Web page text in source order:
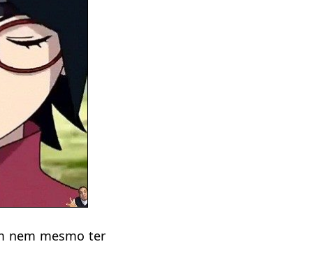
nem mesmo ter